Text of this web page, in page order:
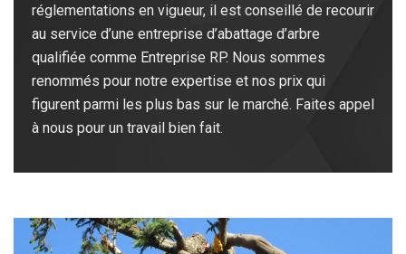
réglementations en vigueur, il est conseillé de recourir
au service d’une entreprise d’abattage d’arbre
qualifiée comme Entreprise RP. Nous sommes
renommés pour notre expertise et nos prix qui
figurent parmi les plus bas sur le marché. Faites appel
à nous pour un travail bien fait.